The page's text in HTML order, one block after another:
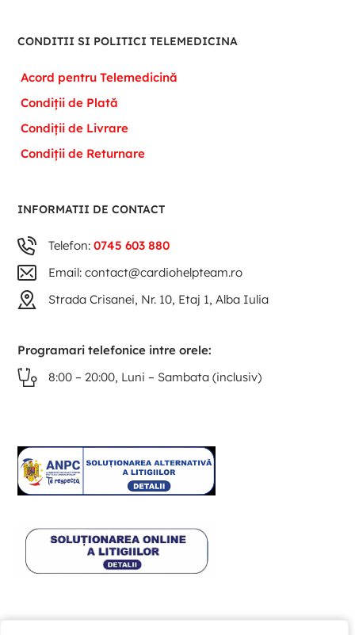
CONDITII SI POLITICI TELEMEDICINA
Acord pentru Telemedicină
Condiții de Plată
Condiții de Livrare
Condiții de Returnare
INFORMATII DE CONTACT
Telefon:0745 603 880
Email: contact@cardiohelpteam.ro
Strada Crisanei, Nr. 10, Etaj 1, Alba Iulia
Programari telefonice intre orele:
8:00 – 20:00, Luni – Sambata (inclusiv)